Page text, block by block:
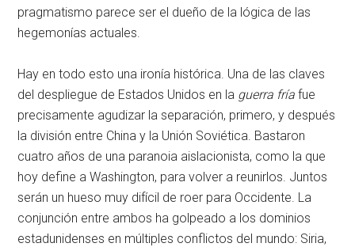
pragmatismo parece ser el dueño de la lógica de las
hegemonías actuales.
Hay en todo esto una ironía histórica. Una de las claves
del despliegue de Estados Unidos en la guerra fría fue
precisamente agudizar la separación, primero, y después
la división entre China y la Unión Soviética. Bastaron
cuatro años de una paranoia aislacionista, como la que
hoy define a Washington, para volver a reunirlos. Juntos
serán un hueso muy difícil de roer para Occidente. La
conjunción entre ambos ha golpeado a los dominios
estadunidenses en múltiples conflictos del mundo: Siria,